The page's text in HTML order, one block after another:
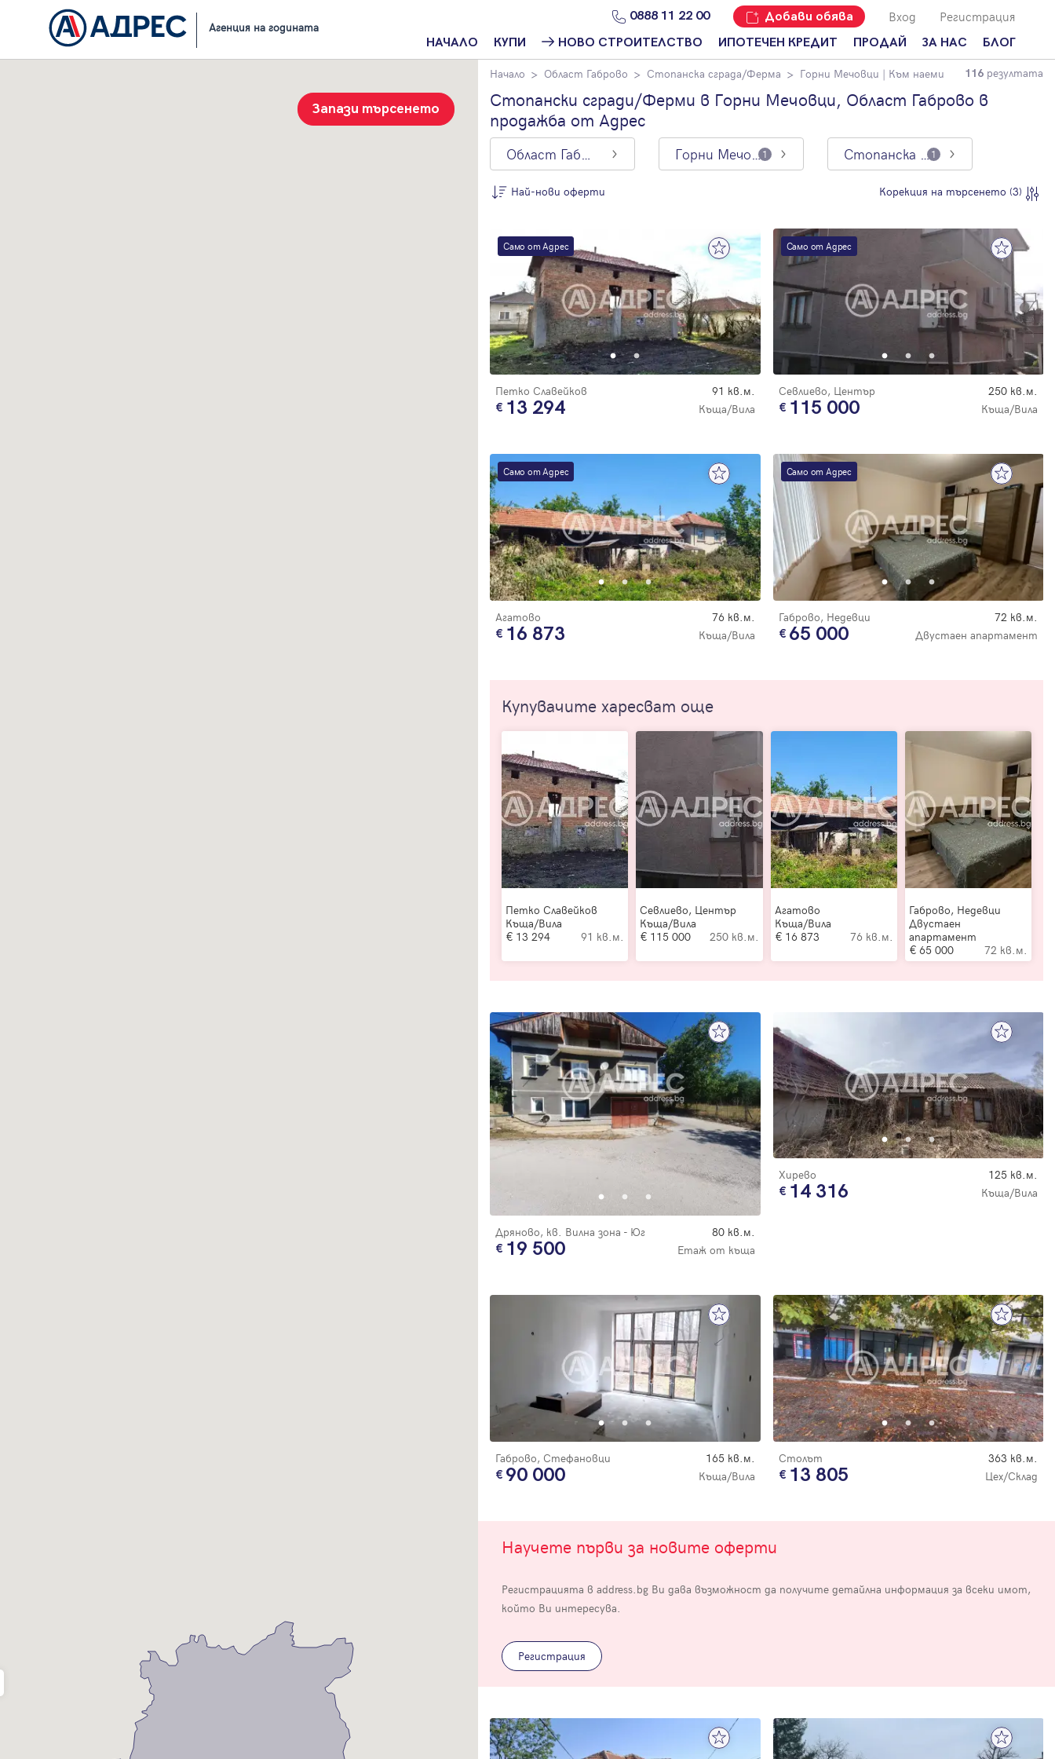
Агенция на годината
0888 11 22 00 Добави обява Вход Регистрация
НАЧАЛО КУПИ
Намери
Защо да купя
имот с
Адрес?
НОВО СТРОИТЕЛСТВО
Ново
строителство
София
Ново
строителство
Варна
Ново
Ново
строителство
Бургас
Проекти ново
строителство
ИПОТЕЧЕН КРЕДИТ ПРОДАЙ
Добави
имот с
Адрес?
ЗА НАС
Наши офиси
Кариери
Кои сме ние?
Мениджмънт
Address Run
Франчайз
задавани
въпроси
БЛОГ
За продавачи
За купувачи
Ипотечно
наемодатели
наематели
Анализ на
пазара
Новини
Начало Резултати от търсене
Начало Област Габрово Стопанска сграда/Ферма Горни Мечовци | Към наеми 116 резултата
Стопански сгради/Ферми в Горни Мечовци, Област Габрово в
продажба от Адрес
Запази търсенето
Област Габрово Горни Мечовци1 Стопанска сграда/Ферма1
Най-нови оферти
Най-нови
оферти
Цена на кв.м.
С намалена
цена
Корекция на търсенето (3)
Само от Адрес
Петко Славейков 91 кв.м.
13 294 Къща/Вила
Само от Адрес
Севлиево, Център 250 кв.м.
115 000 Къща/Вила
Само от Адрес
Агатово 76 кв.м.
16 873 Къща/Вила
Само от Адрес
Габрово, Недевци 72 кв.м.
65 000 Двустаен апартамент
Купувачите харесват още
Петко Славейков
Къща/Вила
13 294
91 кв.м.
Севлиево, Център
Къща/Вила
115 000
250 кв.м.
Агатово
Къща/Вила
16 873
76 кв.м.
Габрово, Недевци
Двустаен
апартамент
65 000
72 кв.м.
Дряново, кв. Вилна зона - Юг 80 кв.м.
19 500 Етаж от къща
Хирево 125 кв.м.
14 316 Къща/Вила
Габрово, Стефановци 165 кв.м.
90 000 Къща/Вила
Столът 363 кв.м.
13 805 Цех/Склад
Научете първи за новите оферти
Регистрацията в address.bg Ви дава възможност да получите детайлна информация за всеки имот,
който Ви интересува.
Регистрация
Благодарим ви! Проверете имейл адрес си, за да активирате
Успех!
Продължи с Facebook
или влезте с имейл